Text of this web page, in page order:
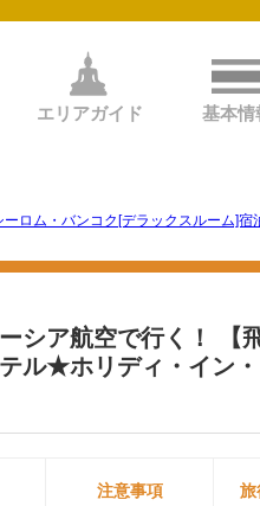
エリアガイド 基本情
ロム・バンコク[デラックスルーム]宿
シア航空で行く！ 【
ル★ホリディ・イン
注意事項 旅